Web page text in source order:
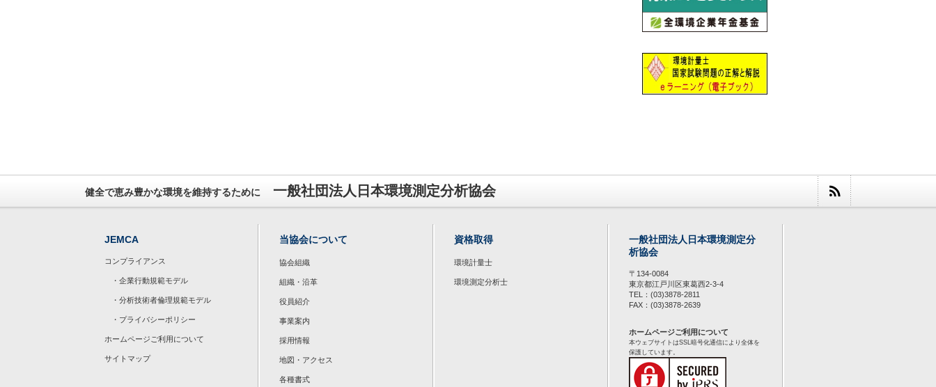
健全で恵み豊かな環境を維持するために 一般社団法人日本環境測定分析協会
JEMCA
コンプライアンス
・企業行動規範モデル
・分析技術者倫理規範モデル
・プライバシーポリシー
ホームページご利用について
サイトマップ
当協会について
協会組織
組織・沿革
役員紹介
事業案内
採用情報
地図・アクセス
各種書式
資格取得
環境計量士
環境測定分析士
一般社団法人日本環境測定分
析協会
〒134-0084
東京都江戸川区東葛西2-3-4
TEL：(03)3878-2811
FAX：(03)3878-2639
ホームページご利用について
本ウェブサイトはSSL暗号化通信により全体を
保護しています。